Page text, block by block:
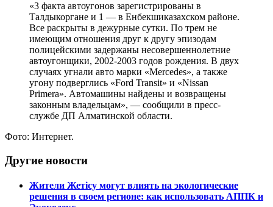
«3 факта автоугонов зарегистрированы в
Талдыкоргане и 1 — в Енбекшиказахском районе.
Все раскрыты в дежурные сутки. По трем не
имеющим отношения друг к другу эпизодам
полицейскими задержаны несовершеннолетние
автоугонщики, 2002-2003 годов рождения. В двух
случаях угнали авто марки «Mercedes», а также
угону подверглись «Ford Transit» и «Nissan
Primera». Автомашины найдены и возвращены
законным владельцам», — сообщили в пресс-
службе ДП Алматинской области.
Фото: Интернет.
Другие новости
Жители Жетісу могут влиять на экологические
решения в своем регионе: как использовать АППК и